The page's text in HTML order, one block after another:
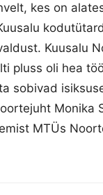
kes on
Kuusalu
pluss oli hea
sobivad
Monika
MTÜs